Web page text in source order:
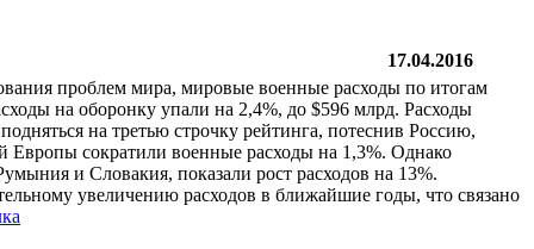
17.04.2016
проблем мира, мировые военные расходы по итогам
на оборонку упали на 2,4%, до $596 млрд. Расходы
на третью строчку рейтинга, потеснив Россию,
Европы сократили военные расходы на 1,3%. Однако
и Словакия, показали рост расходов на 13%.
увеличению расходов в ближайшие годы, что связано